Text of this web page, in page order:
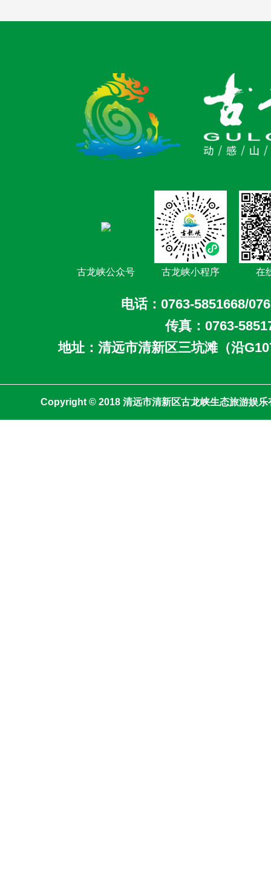
电话：0763-5851668/
传真：0763-
地址：清远市清新区三坑滩（沿
古龙峡公众号 古龙峡小程序 在
Copyright © 2018 清远市清新区古龙峡生态旅游娱